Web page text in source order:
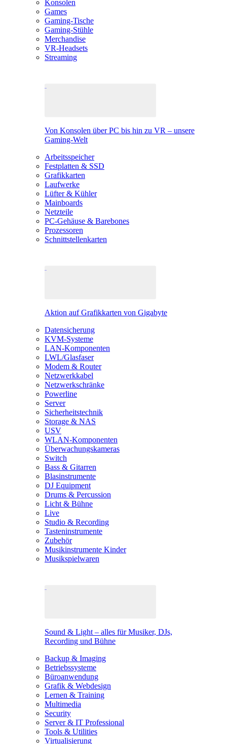
Konsolen
Games
Gaming-Tische
Gaming-Stühle
Merchandise
VR-Headsets
Streaming
Von Konsolen über PC bis hin zu VR – unsere
Gaming-Welt
Arbeitsspeicher
Festplatten & SSD
Grafikkarten
Laufwerke
Lüfter & Kühler
Mainboards
Netzteile
PC-Gehäuse & Barebones
Prozessoren
Schnittstellenkarten
Aktion auf Grafikkarten von Gigabyte
Datensicherung
KVM-Systeme
LAN-Komponenten
LWL/Glasfaser
Modem & Router
Netzwerkkabel
Netzwerkschränke
Powerline
Server
Sicherheitstechnik
Storage & NAS
USV
WLAN-Komponenten
Überwachungskameras
Switch
Bass & Gitarren
Blasinstrumente
DJ Equipment
Drums & Percussion
Licht & Bühne
Live
Studio & Recording
Tasteninstrumente
Zubehör
Musikinstrumente Kinder
Musikspielwaren
Sound & Light – alles für Musiker, DJs,
Recording und Bühne
Backup & Imaging
Betriebssysteme
Büroanwendung
Grafik & Webdesign
Lernen & Training
Multimedia
Security
Server & IT Professional
Tools & Utilities
Virtualisierung